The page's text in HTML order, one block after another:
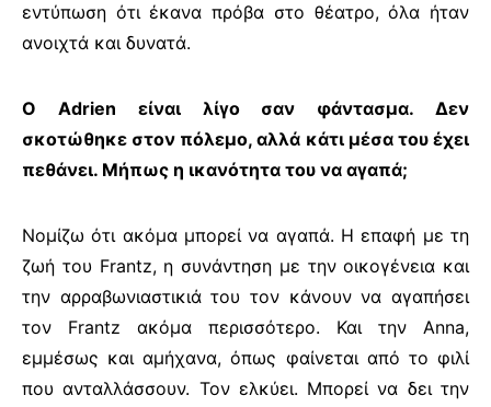
εντύπωση ότι έκανα πρόβα στο θέατρο, όλα ήταν
ανοιχτά και δυνατά.
Ο Adrien είναι λίγο σαν φάντασμα. Δεν
σκοτώθηκε στον πόλεμο, αλλά κάτι μέσα του έχει
πεθάνει. Μήπως η ικανότητα του να αγαπά;
Νομίζω ότι ακόμα μπορεί να αγαπά. Η επαφή με τη
ζωή του Frantz, η συνάντηση με την οικογένεια και
την αρραβωνιαστικιά του τον κάνουν να αγαπήσει
τον Frantz ακόμα περισσότερο. Και την Anna,
εμμέσως και αμήχανα, όπως φαίνεται από το φιλί
που ανταλλάσσουν. Τον ελκύει. Μπορεί να δει την